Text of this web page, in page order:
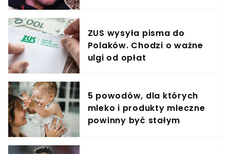
ZUS wysyła pisma do
Polaków. Chodzi o ważne
ulgi od opłat
5 powodów, dla których
mleko i produkty mleczne
powinny być stałym